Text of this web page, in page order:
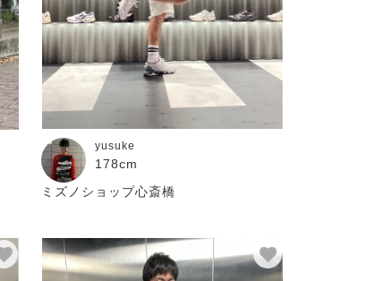
yusuke
178cm
ミズノショップ心斎橋